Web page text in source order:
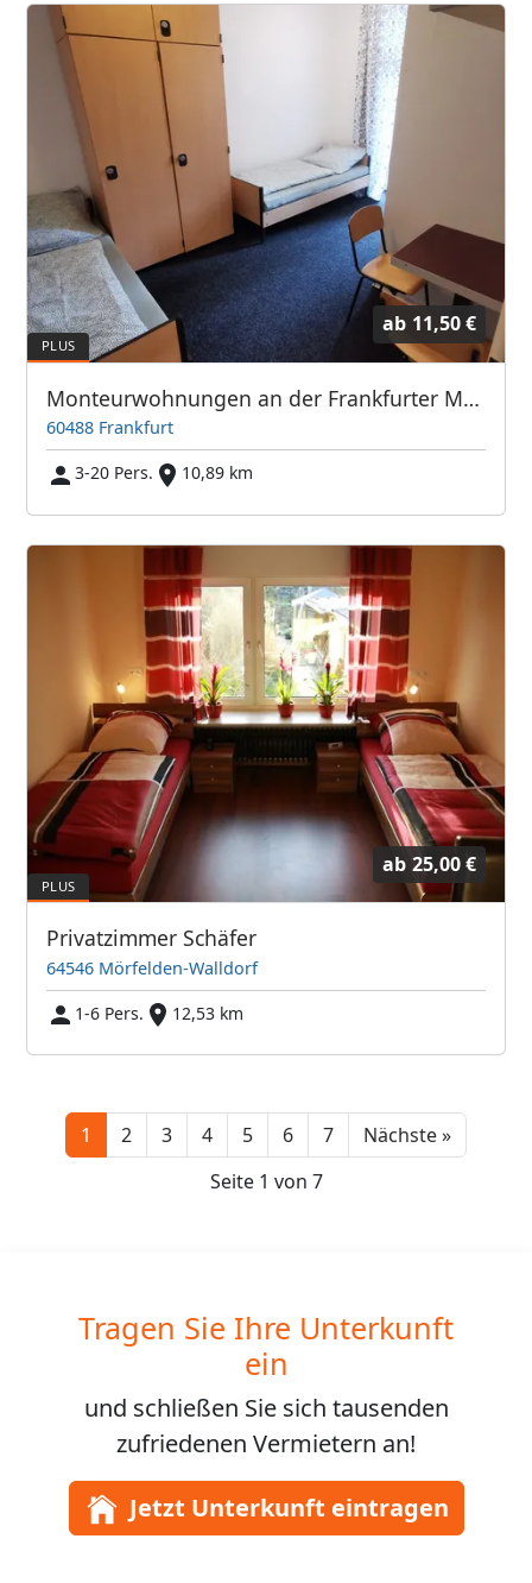
ab 11,50 €
Monteurwohnungen an der Frankfurter Messe / Hauptbahnhof
60488 Frankfurt
3-20 Pers.
10,89 km
ab 25,00 €
Privatzimmer Schäfer
64546 Mörfelden-Walldorf
1-6 Pers.
12,53 km
1 2 3 4 5 6 7 Nächste »Next
Seite 1 von 7
Tragen Sie Ihre Unterkunft
ein
und schließen Sie sich tausenden
zufriedenen Vermietern an!
Jetzt Unterkunft eintragen